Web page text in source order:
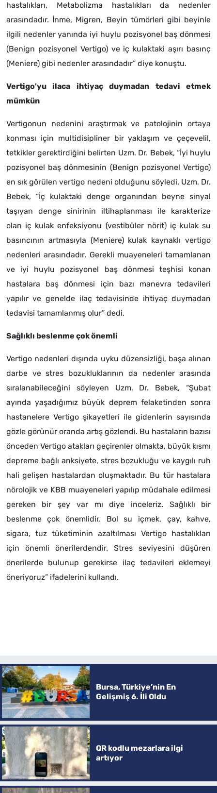
hastalıkları, Metabolizma hastalıkları da nedenler
arasındadır. İnme, Migren, Beyin tümörleri gibi beyinle
ilgili nedenler yanında iyi huylu pozisyonel baş dönmesi
(Benign pozisyonel Vertigo) ve iç kulaktaki aşırı basınç
(Meniere) gibi nedenler arasındadır” diye konuştu.
Vertigo'yu ilaca ihtiyaç duymadan tedavi etmek
mümkün
Vertigonun nedenini araştırmak ve patolojinin ortaya
konması için multidisipliner bir yaklaşım ve çeçevelil,
tetkikler gerektirdiğini belirten Uzm. Dr. Bebek, “İyi huylu
pozisyonel baş dönmesinin (Benign pozisyonel Vertigo)
en sık görülen vertigo nedeni olduğunu söyledi. Uzm. Dr.
Bebek, “İç kulaktaki denge organından beyne sinyal
taşıyan denge sinirinin iltihaplanması ile karakterize
olan iç kulak enfeksiyonu (vestibüler nörit) iç kulak su
basıncının artmasıyla (Meniere) kulak kaynaklı vertigo
nedenleri arasındadır. Gerekli muayeneleri tamamlanan
ve iyi huylu pozisyonel baş dönmesi teşhisi konan
hastalara baş dönmesi için bazı manevra tedavileri
yapılır ve genelde ilaç tedavisinde ihtiyaç duymadan
tedavisi tamamlanmış olur” dedi.
Sağlıklı beslenme çok önemli
Vertigo nedenleri dışında uyku düzensizliği, başa alınan
darbe ve stres bozukluklarının da nedenler arasında
sıralanabileceğini söyleyen Uzm. Dr. Bebek, “Şubat
ayında yaşadığımız büyük deprem felaketinden sonra
hastanelere Vertigo şikayetleri ile gidenlerin sayısında
gözle görünür oranda artış gözlendi. Bu hastaların bazısı
önceden Vertigo atakları geçirenler olmakta, büyük kısmı
depreme bağlı anksiyete, stres bozukluğu ve kaygılı ruh
hali gelişen hastalardan oluşmaktadır. Bu tür hastalara
nörolojik ve KBB muayeneleri yapılıp müdahale edilmesi
gereken bir şey var mı diye inceleriz. Sağlıklı bir
beslenme çok önemlidir. Bol su içmek, çay, kahve,
sigara, tuz tüketiminin azaltılması Vertigo hastalıkları
için önemli önerilerdendir. Stres seviyesini düşüren
önerilerde bulunup gerekirse ilaç tedavileri eklemeyi
öneriyoruz” ifadelerini kullandı.
Bursa, Türkiye’nin En
Gelişmiş 6. İli Oldu
QR kodlu mezarlara ilgi
artıyor